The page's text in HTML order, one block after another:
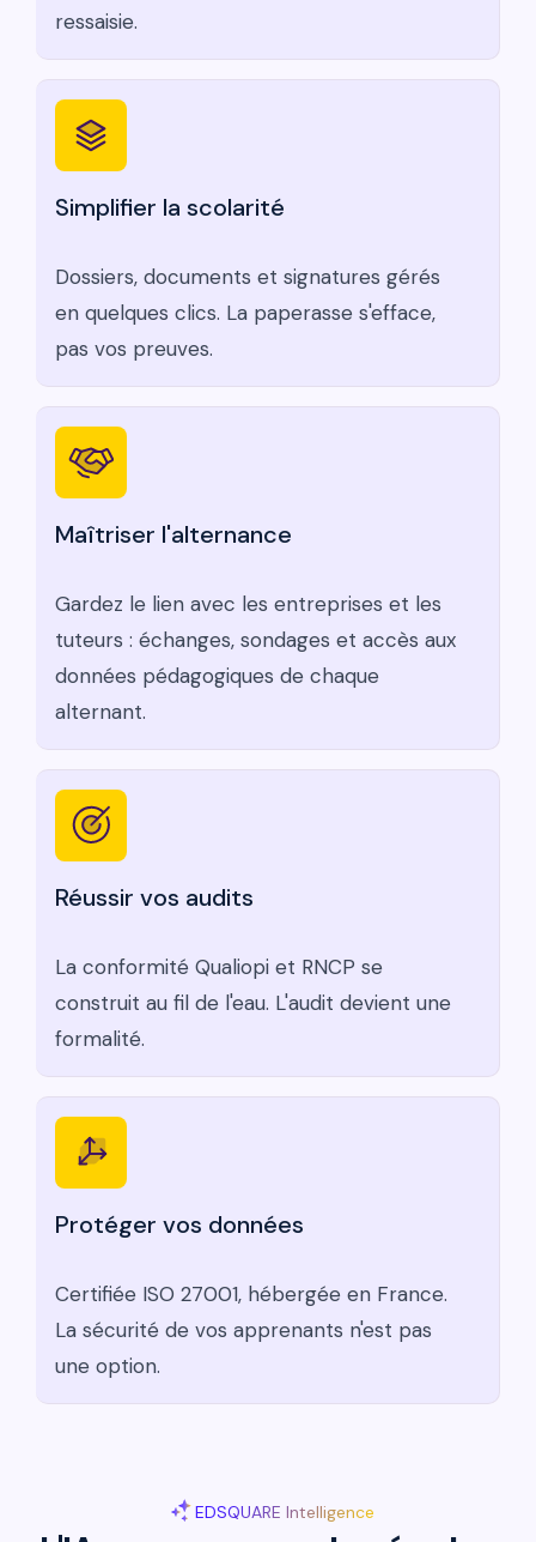
ressaisie.
Simplifier la scolarité
Dossiers, documents et signatures gérés
en quelques clics. La paperasse s'efface,
pas vos preuves.
Maîtriser l'alternance
Gardez le lien avec les entreprises et les
tuteurs : échanges, sondages et accès aux
données pédagogiques de chaque
alternant.
Réussir vos audits
La conformité Qualiopi et RNCP se
construit au fil de l'eau. L'audit devient une
formalité.
Protéger vos données
Certifiée ISO 27001, hébergée en France.
La sécurité de vos apprenants n'est pas
une option.
EDSQUARE Intelligence